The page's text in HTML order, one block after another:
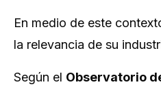
En medio de este
la relevancia de su
Según el Observatorio